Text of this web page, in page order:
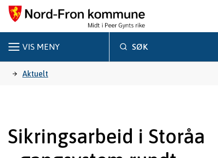
o
r
r
o
SØK
VIS MENY
Du Aktuelt
Sikringsarbeid i Storåa